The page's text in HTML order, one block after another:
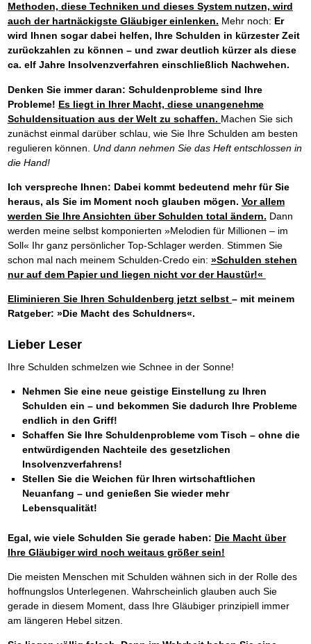
Methoden, diese Techniken und dieses System nutzen, wird
auch der hartnäckigste Gläubiger einlenken. Mehr noch: Er
wird Ihnen sogar dabei helfen, Ihre Schulden in kürzester Zeit
zurückzahlen zu können – und zwar deutlich kürzer als diese
ca. elf Jahre Insolvenzverfahren einschließlich Nachwehen.
Denken Sie immer daran: Schuldenprobleme sind Ihre
Probleme! Es liegt in Ihrer Macht, diese unangenehme
Schuldensituation aus der Welt zu schaffen. Machen Sie sich
zunächst einmal darüber schlau, wie Sie Ihre Schulden am besten
regulieren können. Und dann nehmen Sie das Heft entschlossen in
die Hand!
Ich verspreche Ihnen: Dabei kommt bedeutend mehr für Sie
heraus, als Sie im Moment noch glauben mögen. Vor allem
werden Sie Ihre Ansichten über Schulden total ändern. Dann
werden meine selbst komponierten »Melodien für Millionen – im
Soll« Ihr ganz persönlicher Top-Schlager werden. Stimmen Sie
schon mal nach meinem Schulden-Credo ein: »Schulden stehen
nur auf dem Papier und liegen nicht vor der Haustür!«
Eliminieren Sie Ihren Schuldenberg jetzt selbst – mit meinem
Ratgeber: »Die Macht des Schuldners«.
Lieber Leser
Ihre Schulden schmelzen wie Schnee in der Sonne!
Nehmen Sie eine neue geistige Einstellung zu Ihren
Schulden ein – und bekommen Sie dadurch Ihre Probleme
endlich in den Griff!
Schaffen Sie Ihre Schuldenprobleme vom Tisch – ohne die
entwürdigenden Nachteile des gesetzlichen
Insolvenzverfahrens!
Stellen Sie die Weichen für Ihren wirtschaftlichen
Neuanfang – und genießen Sie wieder mehr
Lebensqualität!
Egal, wie viele Schulden Sie gerade haben: Die Macht über
Ihre Gläubiger wird noch weitaus größer sein!
Die meisten Menschen mit Schulden wähnen sich in der Rolle des
hoffnungslos Unterlegenen. Wahrscheinlich glauben auch Sie
gerade in diesem Moment, dass Ihre Gläubiger prinzipiell immer
am längeren Hebel sitzen.